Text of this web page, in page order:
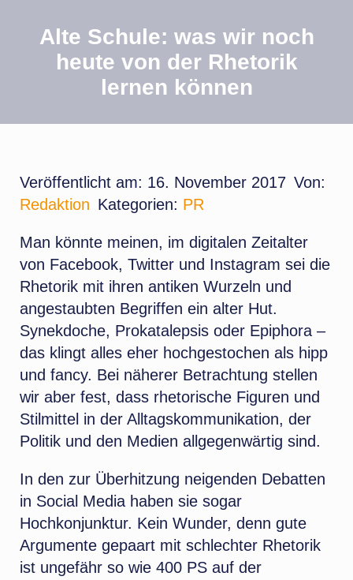
Alte Schule: was wir noch
heute von der Rhetorik
lernen können
Veröffentlicht am: 16. November 2017 Von:
Redaktion Kategorien: PR
Man könnte meinen, im digitalen Zeitalter
von Facebook, Twitter und Instagram sei die
Rhetorik mit ihren antiken Wurzeln und
angestaubten Begriffen ein alter Hut.
Synekdoche, Prokatalepsis oder Epiphora –
das klingt alles eher hochgestochen als hipp
und fancy. Bei näherer Betrachtung stellen
wir aber fest, dass rhetorische Figuren und
Stilmittel in der Alltagskommunikation, der
Politik und den Medien allgegenwärtig sind.
In den zur Überhitzung neigenden Debatten
in Social Media haben sie sogar
Hochkonjunktur. Kein Wunder, denn gute
Argumente gepaart mit schlechter Rhetorik
ist ungefähr so wie 400 PS auf der